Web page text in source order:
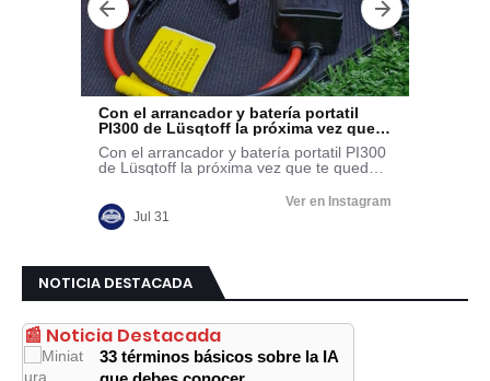
NOTICIA DESTACADA
📰 Noticia Destacada
33 términos básicos sobre la IA